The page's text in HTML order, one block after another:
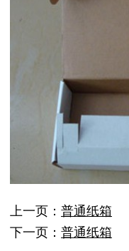
上一页： 普通纸箱
下一页： 普通纸箱